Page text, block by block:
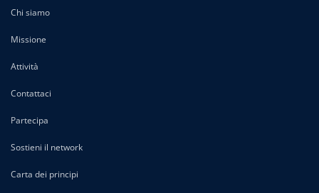
Chi siamo
Missione
Attività
Contattaci
Partecipa
Sostieni il network
Carta dei principi